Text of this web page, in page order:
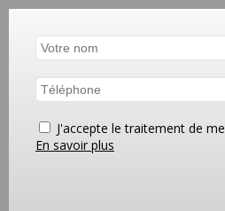
J'accepte le traitement de
En savoir plus